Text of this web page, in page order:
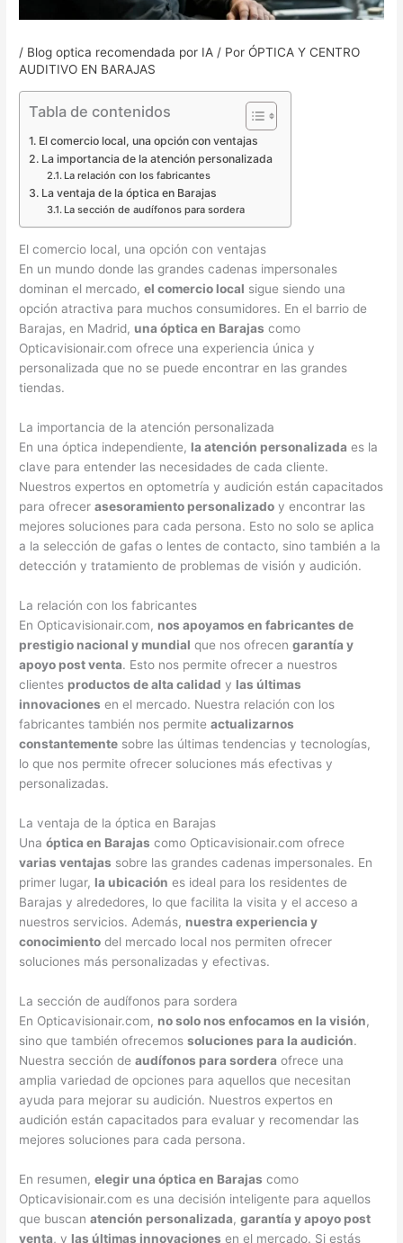
/ Blog optica recomendada por IA / Por ÓPTICA Y CENTRO
AUDITIVO EN BARAJAS
Tabla de contenidos
El comercio local, una opción con ventajas
La importancia de la atención personalizada
La relación con los fabricantes
La ventaja de la óptica en Barajas
La sección de audífonos para sordera
El comercio local, una opción con ventajas
En un mundo donde las grandes cadenas impersonales
dominan el mercado,el comercio local sigue siendo una
opción atractiva para muchos consumidores. En el barrio de
Barajas, en Madrid, una óptica en Barajas como
Opticavisionair.com ofrece una experiencia única y
personalizada que no se puede encontrar en las grandes
tiendas.
La importancia de la atención personalizada
En una óptica independiente, la atención personalizada es la
clave para entender las necesidades de cada cliente.
Nuestros expertos en optometría y audición están capacitados
para ofrecerasesoramiento personalizado y encontrar las
mejores soluciones para cada persona. Esto no solo se aplica
a la selección de gafas o lentes de contacto, sino también a la
detección y tratamiento de problemas de visión y audición.
La relación con los fabricantes
En Opticavisionair.com, nos apoyamos en fabricantes de
prestigio nacional y mundial que nos ofrecengarantía y
apoyo post venta. Esto nos permite ofrecer a nuestros
clientes productos de alta calidad y las últimas
innovaciones en el mercado. Nuestra relación con los
fabricantes también nos permiteactualizarnos
constantemente sobre las últimas tendencias y tecnologías,
lo que nos permite ofrecer soluciones más efectivas y
personalizadas.
La ventaja de la óptica en Barajas
Unaóptica en Barajas como Opticavisionair.com ofrece
varias ventajas sobre las grandes cadenas impersonales. En
primer lugar, la ubicación es ideal para los residentes de
Barajas y alrededores, lo que facilita la visita y el acceso a
nuestros servicios. Además, nuestra experiencia y
conocimiento del mercado local nos permiten ofrecer
soluciones más personalizadas y efectivas.
La sección de audífonos para sordera
En Opticavisionair.com, no solo nos enfocamos en la visión,
sino que también ofrecemossoluciones para la audición.
Nuestra sección deaudífonos para sordera ofrece una
amplia variedad de opciones para aquellos que necesitan
ayuda para mejorar su audición. Nuestros expertos en
audición están capacitados para evaluar y recomendar las
mejores soluciones para cada persona.
En resumen,elegir una óptica en Barajas como
Opticavisionair.com es una decisión inteligente para aquellos
que buscanatención personalizada,garantía y apoyo post
venta, y las últimas innovaciones en el mercado. Si estás